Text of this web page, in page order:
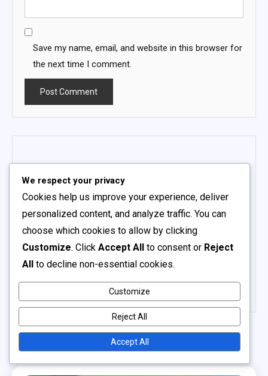
Save my name, email, and website in this browser for
the next time I comment.
LUKA KOVAČIČ
Luka Kovačič je športni analitik in navdušenec
nad nogometom, ki se osredotoča na analizo
mednarodnih turnirjev. S svojim znanjem in
izkušnjami v nogometu raziskuje strategije in
taktike, ki oblikujejo uspeh ekip na FIFA
Svetovnem prvenstvu šol 2024.
Related Posts
We respect your privacy
Cookies help us improve your experience, deliver
personalized content, and analyze traffic. You can
choose which cookies to allow by clicking
Customize. Click Accept All to consent or Reject
All to decline non-essential cookies.
Customize
Reject All
Accept All